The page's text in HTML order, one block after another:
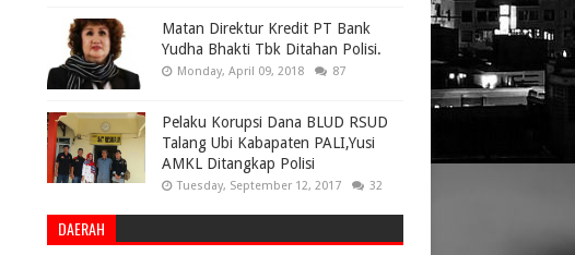
Matan Direktur Kredit PT Bank
Yudha Bhakti Tbk Ditahan Polisi.
Monday, April 09, 2018 87
Pelaku Korupsi Dana BLUD RSUD
Talang Ubi Kabapaten PALI,Yusi
AMKL Ditangkap Polisi
Tuesday, September 12, 2017 32
DAERAH